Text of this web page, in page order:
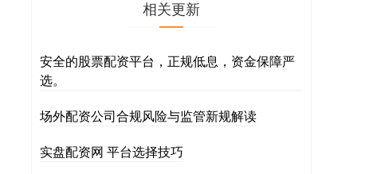
相关更新
安全的股票配资平台，正规低息，资金保障严
选。
场外配资公司合规风险与监管新规解读
实盘配资网 平台选择技巧